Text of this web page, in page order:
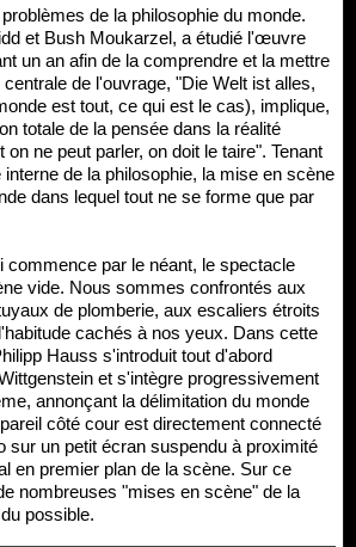
de la philosophie du monde.
et Bush Moukarzel, a étudié l'œuvre
un an afin de la comprendre et la mettre
de l'ouvrage, "Die Welt ist alles,
est tout, ce qui est le cas), implique,
totale de la pensée dans la réalité
ne peut parler, on doit le taire". Tenant
de la philosophie, la mise en scène
dans lequel tout ne se forme que par
commence par le néant, le spectacle
vide. Nous sommes confrontés aux
de plomberie, aux escaliers étroits
cachés à nos yeux. Dans cette
Hauss s'introduit tout d'abord
et s'intègre progressivement
annonçant la délimitation du monde
côté cour est directement connecté
sur un petit écran suspendu à proximité
en premier plan de la scène. Sur ce
nombreuses "mises en scène" de la
possible.